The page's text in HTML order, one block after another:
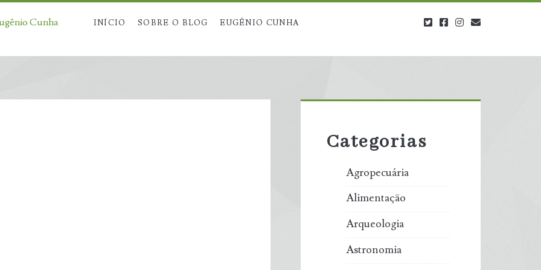
Cunha INÍCIO SOBRE O BLOG EUGÊNIO CUNHA twitterfacebookinstagram
Sidebar
Categorias
Agropecuária
Alimentação
Arqueologia
Astronomia